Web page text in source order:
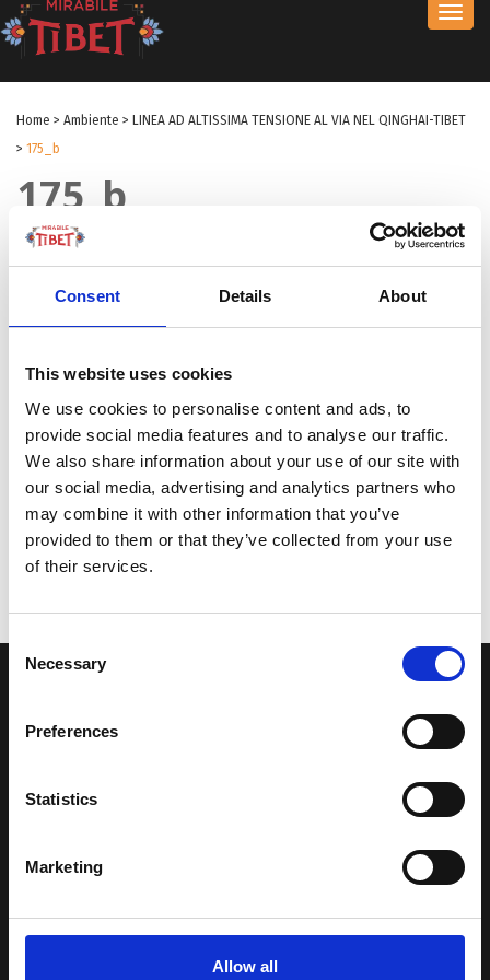
Consent Details About
This website uses cookies
We use cookies to personalise content and ads, to
provide social media features and to analyse our traffic.
We also share information about your use of our site with
our social media, advertising and analytics partners who
may combine it with other information that you’ve
provided to them or that they’ve collected from your use
of their services.
Consent
Selection
Necessary
Preferences
Statistics
Marketing
Allow all
Home > Ambiente > LINEA AD ALTISSIMA TENSIONE AL VIA NEL QINGHAI-TIBET
> 175_b
175_b
by Redazione I
avuto modo di viaggiare e conoscere questa meravigliosa regione.
Una regione affascinante, densa di spiritualità che con i suoi
Attraverso i nostri contributi cercheremo agevolare la conoscenza
della cultura, della storia e della religione del paese e rendere più
vicina la possibilità per chiunque voglia – almeno una volta nella vita